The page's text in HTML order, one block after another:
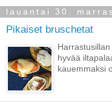
lauantai 30.
Pikaiset bruschetat
hyvää
kauemmaksi